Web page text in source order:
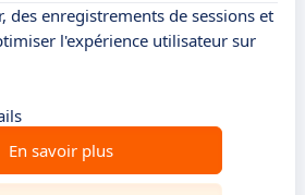
des enregistrements de sessions et
l'expérience utilisateur sur
En savoir plus